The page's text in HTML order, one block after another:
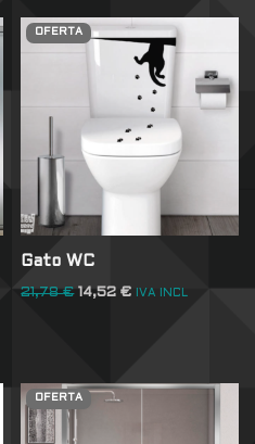
OFERTA
Gato WC
21,78€ 14,52€ IVA INCL
OFERTA